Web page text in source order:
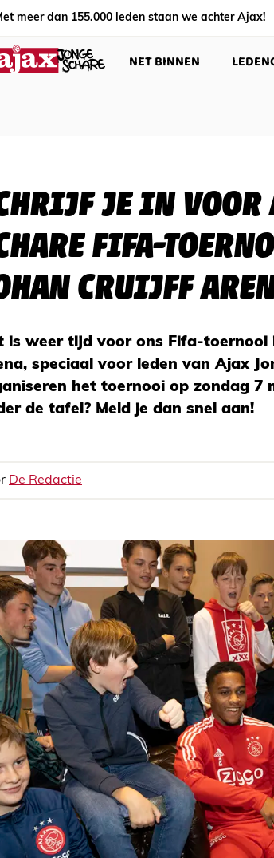
meer dan 155.000 leden staan we achter Ajax!
NET BINNEN
JE IN VOOR
FIFA-
CRUIJFF
is weer tijd voor ons Fifa-toernooi
speciaal voor leden van Ajax
het toernooi op zondag 7
de tafel? Meld je dan snel aan!
De Redactie